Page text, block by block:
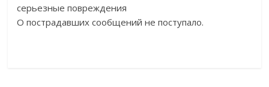
серьезные повреждения
О пострадавших сообщений не поступало.